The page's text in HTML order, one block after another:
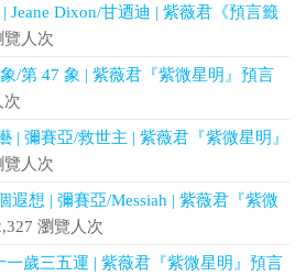
Jeane Dixon/甘迺迪 | 紫薇君《預言籤
覽人次
/第 47 象 | 紫薇君『紫微星明』預言
次
| 彌賽亞/救世主 | 紫薇君『紫微星明』
覽人次
遐想 | 彌賽亞/Messiah | 紫薇君『紫微
瀏覽人次
一歲三五運 | 紫薇君『紫微星明』預言